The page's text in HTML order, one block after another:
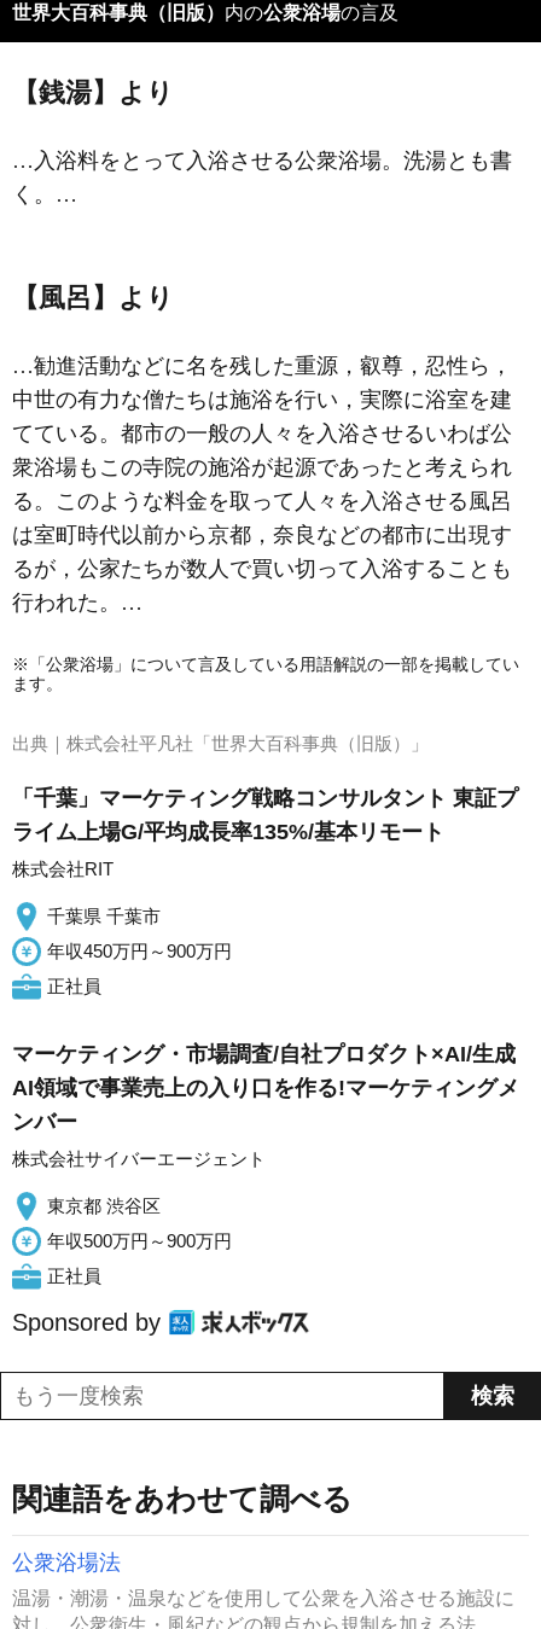
世界大百科事典（旧版） 内の公衆浴場の言及
【銭湯】より
…入浴料をとって入浴させる公衆浴場。洗湯とも書
く。…
【風呂】より
…勧進活動などに名を残した重源，叡尊，忍性ら，
中世の有力な僧たちは施浴を行い，実際に浴室を建
てている。都市の一般の人々を入浴させるいわば公
衆浴場もこの寺院の施浴が起源であったと考えられ
る。このような料金を取って人々を入浴させる風呂
は室町時代以前から京都，奈良などの都市に出現す
るが，公家たちが数人で買い切って入浴することも
行われた。…
※「公衆浴場」について言及している用語解説の一部を掲載してい
ます。
出典｜ 株式会社平凡社「世界大百科事典（旧版）」
「千葉」マーケティング戦略コンサルタント 東証プ
ライム上場G/平均成長率135%/基本リモート
株式会社RIT
千葉県 千葉市
年収450万円～900万円
正社員
マーケティング・市場調査/自社プロダクト×AI/生成
AI領域で事業売上の入り口を作る!マーケティングメ
ンバー
株式会社サイバーエージェント
東京都 渋谷区
年収500万円～900万円
正社員
Sponsored by
関連語をあわせて調べる
公衆浴場法
温湯・潮湯・温泉などを使用して公衆を入浴させる施設に
対し，公衆衛生・風紀などの観点から規制を加える法...